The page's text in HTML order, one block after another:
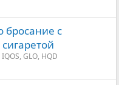
бросание с
GLO, HQD